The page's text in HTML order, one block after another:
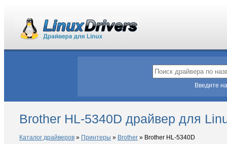
Введите
Brother HL-5340D драйвер для
Каталог драйверов » Принтеры » Brother » Brother HL-5340D